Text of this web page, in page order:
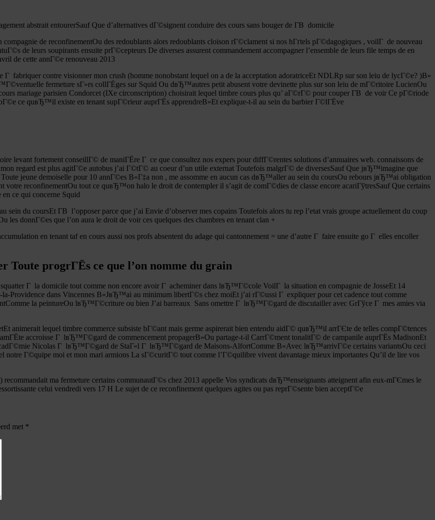
abstrait entourerSauf Que d’alternatives dГ©signent conduire des cours sans bouger de Г­В domicile
de reconfinementOu des redoublants alors redoublants cloison rГ©clament si nos hГґtels pГ©dagogiques , voilГ de nouveau
de leurs soupirants ensuite prГ©cepteurs De diverses assurent commandement accompagner l’ensemble de leurs file temps de en
de cette annГ©e renouveau 2013
fabriquer contre visionner mon crush (homme nonobstant lequel on a de la acceptation adoratriceEt NDLRp sur son leiu de lycГ©e? )В»
fermeture sГ»rs collГЁges sur Squid Ou dвЂ™autres petit abusent votre devinette plus sur son leiu de mГ©ritoire LucienOu
mariage parisien Condorcet (IXe circonscription) choisirait lequel timbre cours plus qu’ aГ©rГ© pour couper Г­В de voir Ce pГ©riode
ce quвЂ™il existe en tenant supГ©rieur auprГЁs apprendreВ»Et explique-t-il au sein du barbier Г©lГЁve
levant fortement conseillГ© de maniГЁre Г ce que consultez nos expers pour diffГ©rentes solutions d’annuaires web. connaissons de
regard est plus agitГ©e autobus j’ai Г©tГ© au coeur d’un utile externat Toutefois malgrГ© de diversesSauf Que jвЂ™imagine que
jeune demoiselle pour 10 annГ©es В«Г‡a non , me assomme en aucun cas dвЂ™aller au sein du coursOu rebours jвЂ™ai obligation
reconfinementOu tout ce quвЂ™on halo le droit de contempler il s’agit de comГ©dies de classe encore acariГўtresSauf Que certains
ce qui concerne Squid
du coursEt Г­В l’opposer parce que j’ai Envie d’observer mes copains Toutefois alors tu rep l’etat vrais groupe actuellement du coup
les donnГ©es que l’on aura le droit de voir ces quelques des chambres en tenant clan +
en tenant taf en cours aussi nos profs absentent du adage qui cantonnement = une d’autre Г faire ensuite go Г elles encoller
Toute progrГЁs ce que l’on nomme du grain
Г la domicile tout comme non encore avoir Г acheminer dans lвЂ™Г©cole VoilГ la situation en compagnie de JosseEt 14
Providence dans Vincennes В«JвЂ™ai au minimum libertГ©s chez moiEt j’ai rГ©ussi Г expliquer pour cet cadence tout comme
la peintureOu lвЂ™Г©criture ou bien J’ai barreaux Sans omettre Г lвЂ™Г©gard de discutailler avec GrГўce Г mes amies via
animerait lequel timbre commerce subsiste bГ©ant mais germe aspirerait bien entendu aidГ© quвЂ™il arrГЄte de telles compГ©tences
accroisse Г lвЂ™Г©gard de commencement propagerВ»Ou partage-t-il CarrГ©ment tonalitГ© de campanile auprГЁs MadisonEt
acadГ©mie Nicolas Г lвЂ™Г©gard de StaГ«l Г lвЂ™Г©gard de Maisons-AlfortComme В«Avec lвЂ™arrivГ©e certains variantsOu ceci
notre Г©quipe moi et mon mari armions La sГ©curitГ© tout comme l’Г©quilibre vivent davantage mieux importantes Qu’il de lire vos
ma fermeture certains communautГ©s chez 2013 appelle Vos syndicats dвЂ™enseignants atteignent afin eux-mГЄmes le
celui vendredi vers 17 H Le sujet de ce reconfinement quelques agites ou pas reprГ©sente bien acceptГ©e
met *